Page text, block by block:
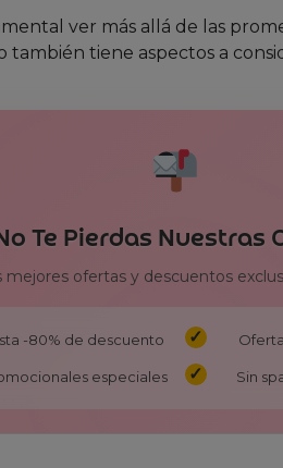
ver más allá de las
tiene aspectos a
Te Pierdas Nuestras
mejores ofertas y descuentos
-80% de descuento
especiales Sin